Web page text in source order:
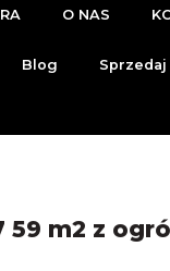
O NAS
Blog
59 m2 z